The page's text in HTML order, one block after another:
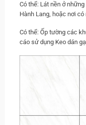
Có thể: Lát nền ở
Hành Lang, hoặc nơi
Có thể: Ốp tường các
cáo sử dụng Keo dán